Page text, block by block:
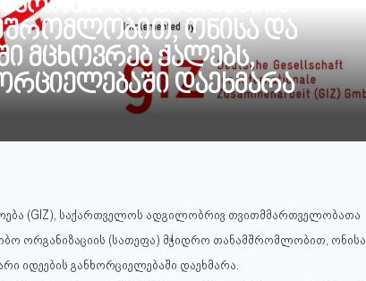
ონისა და
მცხოვრებ ქალებს,
დაეხმარა
(GIZ), საქართველოს ადგილობრივ თვითმმართველობათა
ორგანიზაციის (სათეფა) მჭიდრო თანამშრომლობით, ონისა
იდეების განხორციელებაში დაეხმარა.